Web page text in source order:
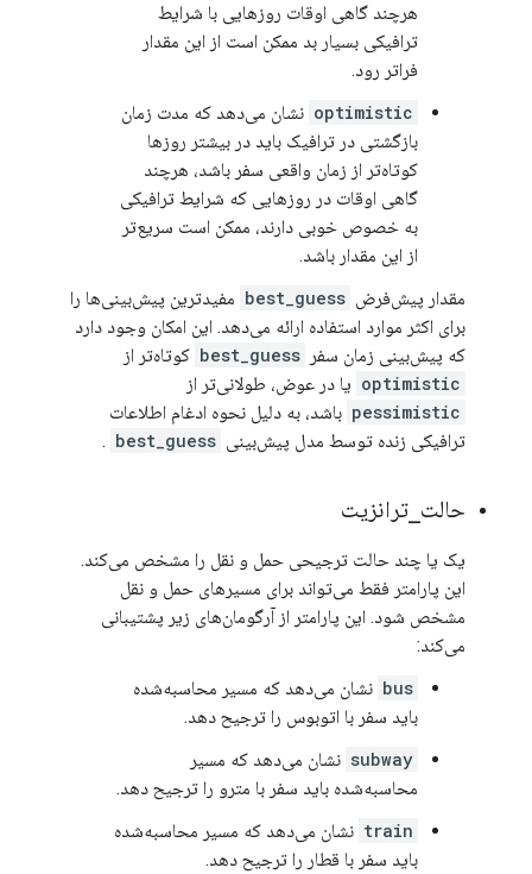
هرچند گاهی اوقات روزهایی با شرایط
ترافیکی بسیار بد ممکن است از این مقدار
فراتر رود.
optimistic نشان می‌دهد که مدت زمان
بازگشتی در ترافیک باید در بیشتر روزها
کوتاه‌تر از زمان واقعی سفر باشد، هرچند
گاهی اوقات در روزهایی که شرایط ترافیکی
به خصوص خوبی دارند، ممکن است سریع‌تر
از این مقدار باشد.
مقدار پیش‌فرض best_guess مفیدترین پیش‌بینی‌ها را
برای اکثر موارد استفاده ارائه می‌دهد. این امکان وجود دارد
که پیش‌بینی زمان سفر best_guess کوتاه‌تر از
optimistic یا در عوض، طولانی‌تر از
pessimistic باشد، به دلیل نحوه ادغام اطلاعات
ترافیکی زنده توسط مدل پیش‌بینی best_guess
.
حالت ترانزیت
یک یا چند حالت ترجیحی حمل و نقل را مشخص می‌کند.
این پارامتر فقط می‌تواند برای مسیرهای حمل و نقل
مشخص شود. این پارامتر از آرگومان‌های زیر پشتیبانی
می‌کند:
bus نشان می‌دهد که مسیر محاسبه‌شده
باید سفر با اتوبوس را ترجیح دهد.
subway نشان می‌دهد که مسیر
محاسبه‌شده باید سفر با مترو را ترجیح دهد.
train نشان می‌دهد که مسیر محاسبه‌شده
باید سفر با قطار را ترجیح دهد.